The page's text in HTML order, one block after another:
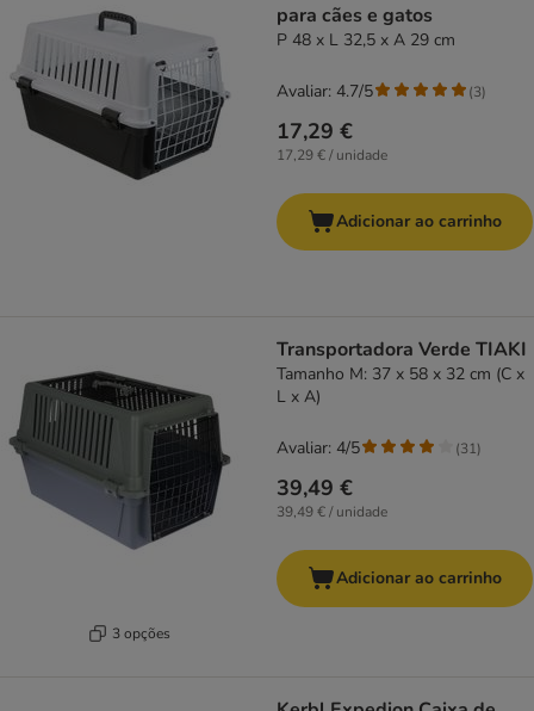
para cães e gatos
P 48 x L 32,5 x A 29 cm
17,29 €
17,29 € / unidade
Avaliar: 4.7/5 (3)
Adicionar ao carrinho
3 opções
Transportadora Verde TIAKI
Tamanho M: 37 x 58 x 32 cm (C x
L x A)
39,49 €
39,49 € / unidade
Avaliar: 4/5 (31)
Adicionar ao carrinho